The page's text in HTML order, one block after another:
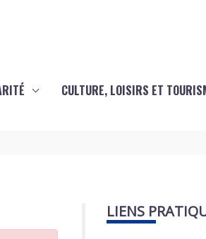
CULTURE, LOISIRS ET
LIENS